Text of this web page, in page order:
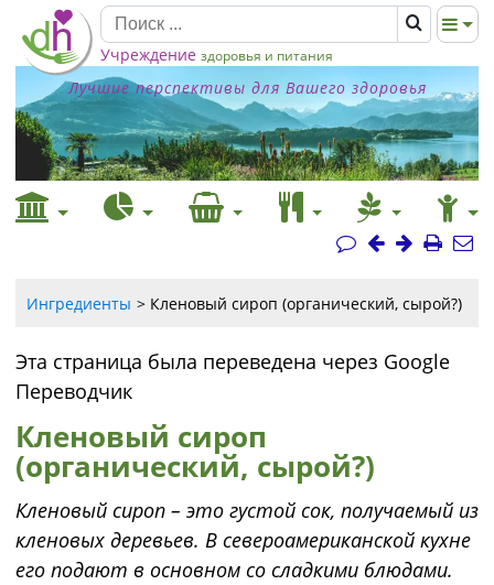
Учреждение здоровья и питания
Лучшие перспективы для Вашего здоровья
Ингредиенты Кленовый сироп (органический, сырой?)
Эта страница была переведена через Google
Переводчик
Кленовый сироп
(органический, сырой?)
Кленовый сироп – это густой сок, получаемый из
кленовых деревьев. В североамериканской кухне
его подают в основном со сладкими блюдами.